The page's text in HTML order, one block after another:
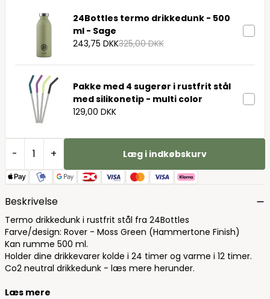
24Bottles termo drikkedunk - 500
ml - Sage
243,75 DKK325,00 DKK
Pakke med 4 sugerør i rustfrit stål
med silikonetip - multi color
129,00 DKK
- + Læg i indkøbskurv
Beskrivelse
Termo drikkedunk i rustfrit stål fra 24Bottles
Farve/design: Rover - Moss Green (Hammertone Finish)
Kan rumme 500 ml.
Holder dine drikkevarer kolde i 24 timer og varme i 12 timer.
Co2 neutral drikkedunk - læs mere herunder.
Læs mere